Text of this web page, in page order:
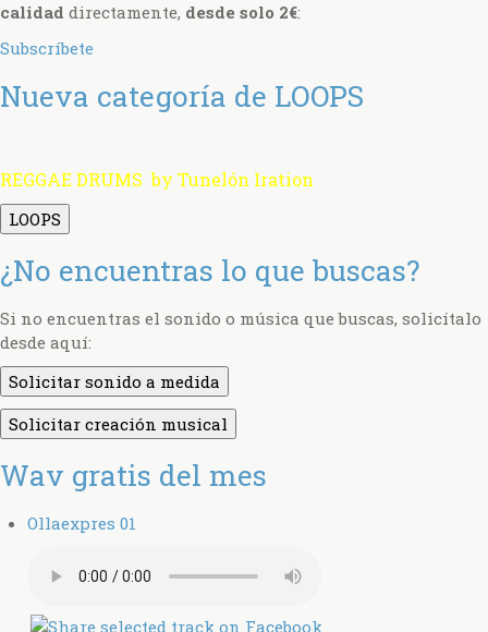
calidad directamente, desde solo 2€:
Subscríbete
Nueva categoría de LOOPS
REGGAE DRUMS by Tunelón Iration
LOOPS
¿No encuentras lo que buscas?
Si no encuentras el sonido o música que buscas, solicítalo
desde aquí:
Solicitar sonido a medida
Solicitar creación musical
Wav gratis del mes
Ollaexpres 01